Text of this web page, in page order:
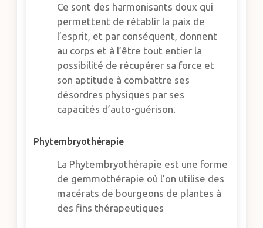
Ce sont des harmonisants doux qui
permettent de rétablir la paix de
l’esprit, et par conséquent, donnent
au corps et à l’être tout entier la
possibilité de récupérer sa force et
son aptitude à combattre ses
désordres physiques par ses
capacités d’auto-guérison.
Phytembryothérapie
La Phytembryothérapie est une forme
de gemmothérapie où l’on utilise des
macérats de bourgeons de plantes à
des fins thérapeutiques